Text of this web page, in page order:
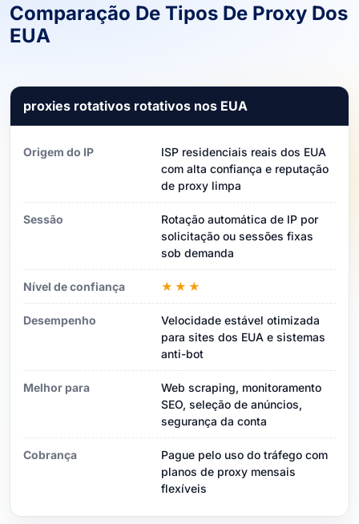
Comparação De Tipos De Proxy Dos
EUA
proxies rotativos rotativos nos EUA
Origem do IP
ISP residenciais reais dos EUA
com alta confiança e reputação
de proxy limpa
Sessão
Rotação automática de IP por
solicitação ou sessões fixas
sob demanda
Nível de confiança ★★★
Desempenho
Velocidade estável otimizada
para sites dos EUA e sistemas
anti-bot
Melhor para
Web scraping, monitoramento
SEO, seleção de anúncios,
segurança da conta
Cobrança
Pague pelo uso do tráfego com
planos de proxy mensais
flexíveis